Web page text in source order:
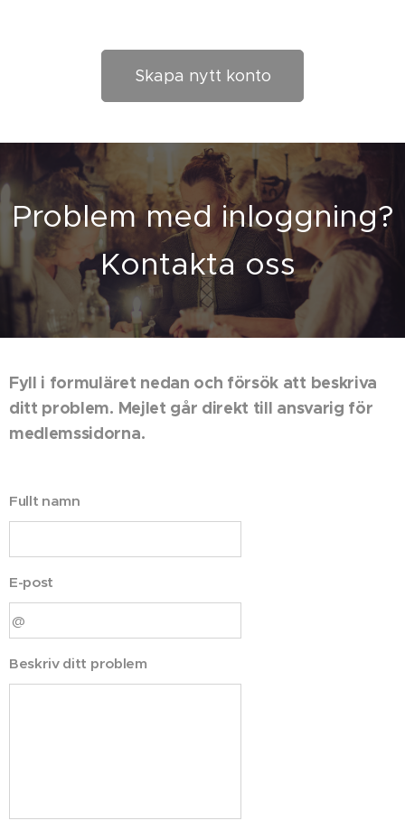
Skapa nytt konto
Problem med inloggning?
Kontakta oss
Fyll i formuläret nedan och försök att beskriva
ditt problem. Mejlet går direkt till ansvarig för
medlemssidorna.
Fullt namn
E-post
Beskriv ditt problem